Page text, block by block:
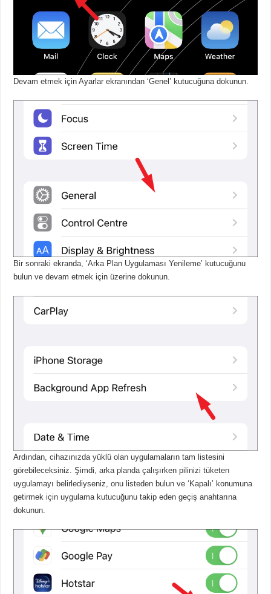
Devam etmek için Ayarlar ekranından ‘Genel’ kutucuğuna dokunun.
Bir sonraki ekranda, ‘Arka Plan Uygulaması Yenileme’ kutucuğunu
bulun ve devam etmek için üzerine dokunun.
Ardından, cihazınızda yüklü olan uygulamaların tam listesini
görebileceksiniz.Şimdi, arka planda çalışırken pilinizi tüketen
uygulamayı belirlediyseniz, onu listeden bulun ve ‘Kapalı’ konumuna
getirmek için uygulama kutucuğunu takip eden geçiş anahtarına
dokunun.